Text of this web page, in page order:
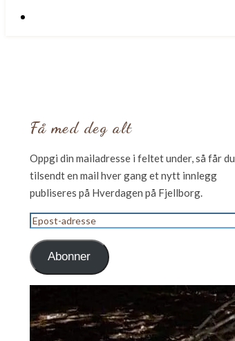
Få med deg alt
Oppgi din mailadresse i feltet under, så får du
tilsendt en mail hver gang et nytt innlegg
publiseres på Hverdagen på Fjellborg.
Epost-
adresse
Abonner